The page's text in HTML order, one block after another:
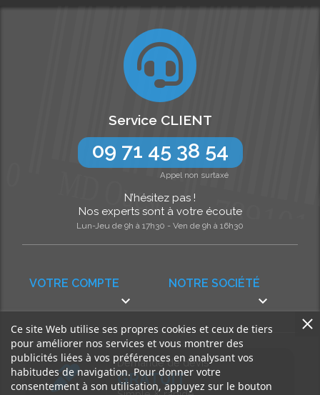
NOTRE SOCIÉTÉ

VOTRE COMPTE

Service CLIENT
09 71 45 38 54
Appel non surtaxé
N’hésitez pas !
Nos experts sont à votre écoute
Lun-Jeu de 9h à 17h30 - Ven de 9h à 16h30
Demande de devis
GRATUIT
Ce site Web utilise ses propres cookies et ceux de tiers
pour améliorer nos services et vous montrer des
publicités liées à vos préférences en analysant vos
habitudes de navigation. Pour donner votre
consentement à son utilisation, appuyez sur le bouton